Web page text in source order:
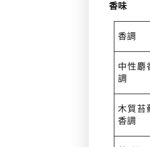
香味
香調
中性麝
調
木質苔
香調